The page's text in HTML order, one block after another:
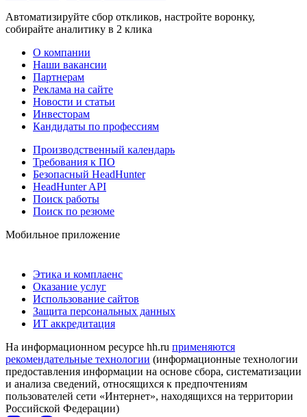
Автоматизируйте сбор откликов, настройте воронку,
собирайте аналитику в 2 клика
О компании
Наши вакансии
Партнерам
Реклама на сайте
Новости и статьи
Инвесторам
Кандидаты по профессиям
Производственный календарь
Требования к ПО
Безопасный HeadHunter
HeadHunter API
Поиск работы
Поиск по резюме
Мобильное приложение
Этика и комплаенс
Оказание услуг
Использование сайтов
Защита персональных данных
ИТ аккредитация
На информационном ресурсе hh.ru применяются
рекомендательные технологии (информационные технологии
предоставления информации на основе сбора, систематизации
и анализа сведений, относящихся к предпочтениям
пользователей сети «Интернет», находящихся на территории
Российской Федерации)